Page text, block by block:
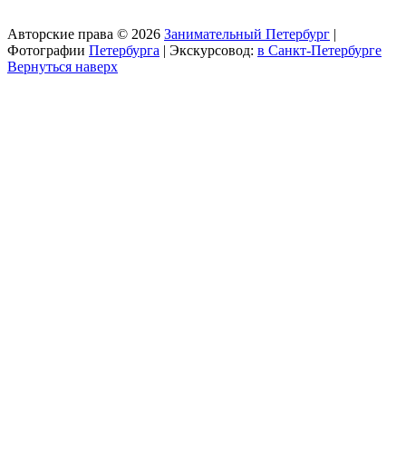
Авторские права © 2026 Занимательный Петербург |
Фотографии Петербурга | Экскурсовод: в Санкт-Петербурге
Вернуться наверх